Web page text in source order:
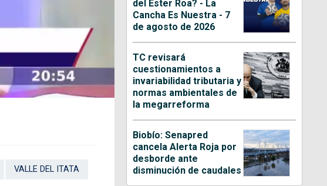
VALLE DEL ITATA
del Ester Roa? - La
Cancha Es Nuestra - 7
de agosto de 2026
TC revisará
cuestionamientos a
invariabilidad tributaria y
normas ambientales de
la megarreforma
Biobío: Senapred
cancela Alerta Roja por
desborde ante
disminución de caudales